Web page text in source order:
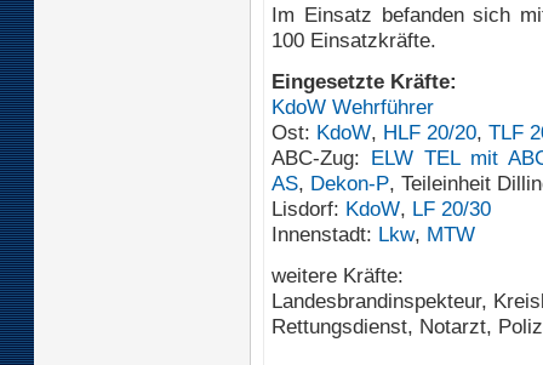
Im Einsatz befanden sich
100 Einsatzkräfte.
Eingesetzte Kräfte:
KdoW Wehrführer
Ost: KdoW, HLF 20/20, TLF
ABC-Zug: ELW TEL mit
AS, Dekon-P, Teileinheit
Lisdorf: KdoW, LF 20/30
Innenstadt: Lkw, MTW
weitere Kräfte:
Landesbrandinspekteur,
Rettungsdienst, Notarzt,